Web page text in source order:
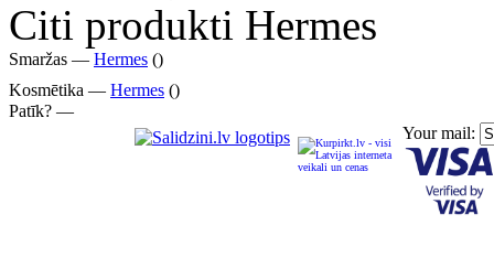
Citi produkti Hermes
Smaržas — Hermes ()
Kosmētika — Hermes ()
Patīk? —
Your mail: